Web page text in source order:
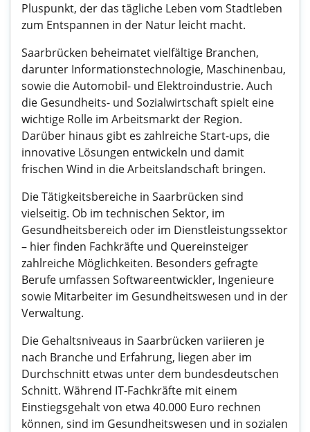
Pluspunkt, der das tägliche Leben vom Stadtleben
zum Entspannen in der Natur leicht macht.
Saarbrücken beheimatet vielfältige Branchen,
darunter Informationstechnologie, Maschinenbau,
sowie die Automobil- und Elektroindustrie. Auch
die Gesundheits- und Sozialwirtschaft spielt eine
wichtige Rolle im Arbeitsmarkt der Region.
Darüber hinaus gibt es zahlreiche Start-ups, die
innovative Lösungen entwickeln und damit
frischen Wind in die Arbeitslandschaft bringen.
Die Tätigkeitsbereiche in Saarbrücken sind
vielseitig. Ob im technischen Sektor, im
Gesundheitsbereich oder im Dienstleistungssektor
– hier finden Fachkräfte und Quereinsteiger
zahlreiche Möglichkeiten. Besonders gefragte
Berufe umfassen Softwareentwickler, Ingenieure
sowie Mitarbeiter im Gesundheitswesen und in der
Verwaltung.
Die Gehaltsniveaus in Saarbrücken variieren je
nach Branche und Erfahrung, liegen aber im
Durchschnitt etwas unter dem bundesdeutschen
Schnitt. Während IT-Fachkräfte mit einem
Einstiegsgehalt von etwa 40.000 Euro rechnen
können, sind im Gesundheitswesen und in sozialen